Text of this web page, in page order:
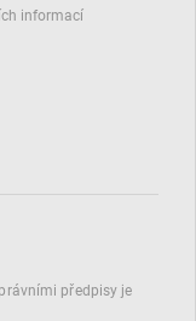
informací
předpisy je